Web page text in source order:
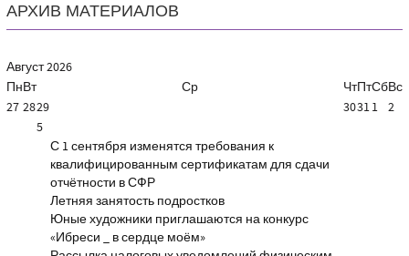
АРХИВ МАТЕРИАЛОВ
Август2026
ПнВт Ср ЧтПтСбВс
27 2829 30311 2
5
С 1 сентября изменятся требования к
квалифицированным сертификатам для сдачи
отчётности в СФР
Летняя занятость подростков
Юные художники приглашаются на конкурс
«Ибреси _ в сердце моём»